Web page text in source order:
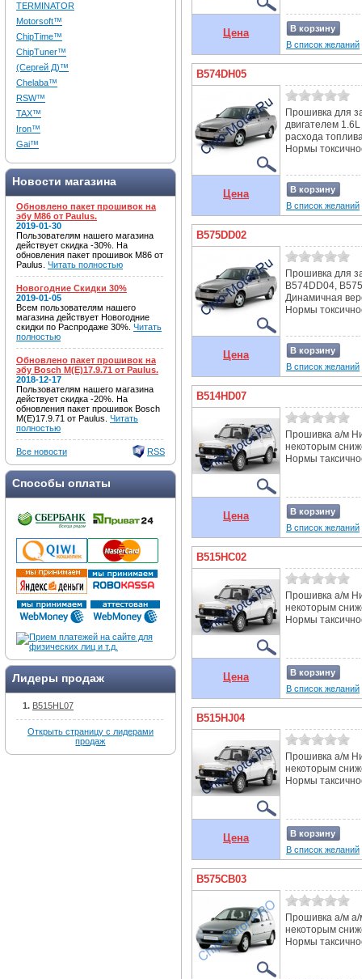
TERMINATOR
Motorsoft™
ChipTime™
ChipTuner™
(Сергей Д)™
Chelaba™
RSW™
TAX™
Iron™
Gai™
Новости магазина
Обновлено пакет прошивок на
эбу M86 от Paulus.
2019-01-30
Пользователям нашего магазина
действует скидка -30%. На
обновления пакет прошивок M86 от
Paulus. Читать полностью
Новогодние Скидки 30%
2019-01-05
Всем пользователям нашего
магазина действует Новогодние
скидки по Распродаже 30%. Читать
полностью
Обновлено пакет прошивок на
эбу Bosch M(E)17.9.71 от Paulus.
2018-12-17
Пользователям нашего магазина
действует скидка -20%. На
обновления пакет прошивок Bosch
M(E)17.9.71 от Paulus. Читать
полностью
Все новости RSS
Способы оплаты
Лидеры продаж
B515HL07
Открыть страницу с лидерами
продаж
Цена
В корзину
В список желаний
B574DH05
Прошивка для
двигателем
расхода
Нормы
Цена
В корзину
В список желаний
B575DD02
Прошивка для
B574DD04,
Динамичная
Нормы
Цена
В корзину
В список желаний
B514HD07
Прошивка а/м
некоторым
Нормы
Цена
В корзину
В список желаний
B515HC02
Прошивка а/м
некоторым
Нормы
Цена
В корзину
В список желаний
B515HJ04
Прошивка а/м
некоторым
Нормы
Цена
В корзину
В список желаний
B575CB03
Прошивка а/м а/
некоторым
Нормы